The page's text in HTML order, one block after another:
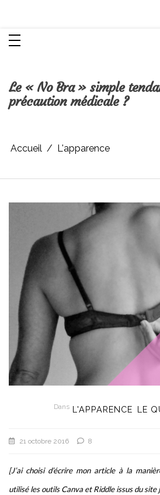
Le « No Bra » simple
précaution médicale ?
Accueil L'apparence
Dans L'APPARENCE LE
21 octobre 2016 8
[J’ai choisi d’écrire mon article à la
utilisé les outils Canva et Riddle issus du site